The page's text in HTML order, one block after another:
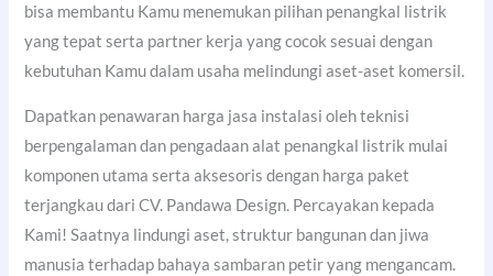
bisa membantu Kamu menemukan pilihan penangkal listrik
yang tepat serta partner kerja yang cocok sesuai dengan
kebutuhan Kamu dalam usaha melindungi aset-aset komersil.
Dapatkan penawaran harga jasa instalasi oleh teknisi
berpengalaman dan pengadaan alat penangkal listrik mulai
komponen utama serta aksesoris dengan harga paket
terjangkau dari CV. Pandawa Design. Percayakan kepada
Kami! Saatnya lindungi aset, struktur bangunan dan jiwa
manusia terhadap bahaya sambaran petir yang mengancam.